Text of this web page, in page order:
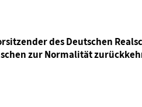
des Deutschen
zur Normalität